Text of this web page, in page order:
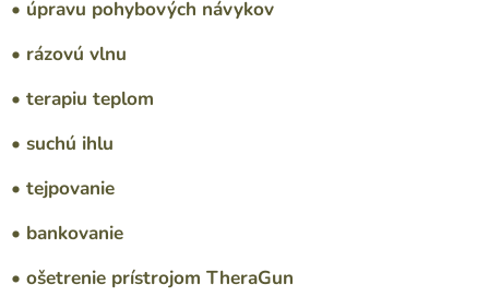
• úpravu pohybových návykov
• rázovú vlnu
• terapiu teplom
• suchú ihlu
• tejpovanie
• bankovanie
• ošetrenie prístrojom TheraGun